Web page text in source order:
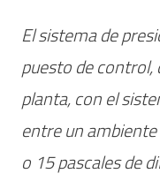
El sistema de
puesto de control,
planta, con el
entre un
o 15 pascales de